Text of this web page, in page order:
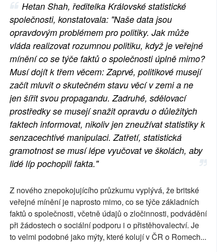
SOCIÁLNÍ SÍTĚ
RUBRIKY
PLNÁ VERZE STRÁNEK
Hetan Shah, ředitelka Královské statistické
společnosti, konstatovala: "Naše data jsou
opravdovým problémem pro politiky. Jak může
vláda realizovat rozumnou politiku, když je veřejné
mínění co se týče faktů o společnosti úplně mimo?
Musí dojít k třem věcem: Zaprvé, politikové musejí
začít mluvit o skutečném stavu věcí v zemi a ne
jen šířit svou propagandu. Zadruhé, sdělovací
prostředky se musejí snažit opravdu o důležitých
faktech informovat, nikoliv jen zneužívat statistiky k
senzacechtivé manipulaci. Zatřetí, statistická
gramotnost se musí lépe vyučovat ve školách, aby
lidé líp pochopili fakta."
Z nového znepokojujícího průzkumu vyplývá, že britské
veřejné mínění je naprosto mimo, co se týče základních
faktů o společnosti, včetně údajů o zločinnosti, podvádění
při žádostech o sociální podporu i o přistěhovalectví. Je
to velmi podobné jako mýty, které kolují v ČR o Romech...